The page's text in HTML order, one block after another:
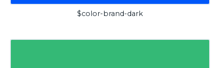
$color-brand-dark